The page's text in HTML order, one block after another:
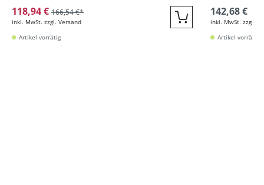
118,94 € 166,54 €*
inkl. MwSt. zzgl. Versand Quickbuy
Artikel vorrätig
142,68 €
inkl. MwSt. zzgl.
Artikel vorrätig